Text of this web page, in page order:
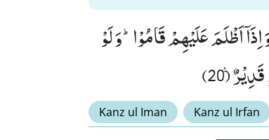
اَظْلَمَ عَلَیْهِمْ قَامُوْاؕ-وَ لَوْ
(20)
Kanz ul Iman Kanz ul Irfan